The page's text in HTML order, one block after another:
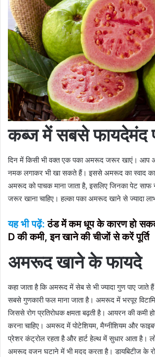
कब्ज में सबसे
दिन में किसी भी वक्त एक पका अमरूद जरूर खाएं। आप
नमक लगाकर भी खा सकते हैं। इससे अमरूद का स्वाद
अमरूद को पाचक माना जाता है, इसलिए जिनका पेट साफ
जरूर खाना चाहिए। हल्का पका अमरूद खाने से ज्यादा लाभ
यह भी पढ़ें:ठंड में कम धूप के कारण हो
D की कमी, इन खाने की चीजों से करें पूर्ति
अमरूद खाने के फायदे
कहा जाता है कि अमरूद में सेब से भी ज्यादा गुण पाए जाते
सबसे गुणकारी फल माना जाता है। अमरूद में भरपूर
जिससे रोग प्रतिरोधक क्षमता बढ़ती है। आयरन की कमी
करना चाहिए। अमरूद में पोटेशियम, मैग्नीशियम और
प्रेशर कंट्रोल रहता है और हार्ट हेल्थ में सुधार आता है।
अमरूद वजन घटाने में भी मदद करता है। डायबिटीज के